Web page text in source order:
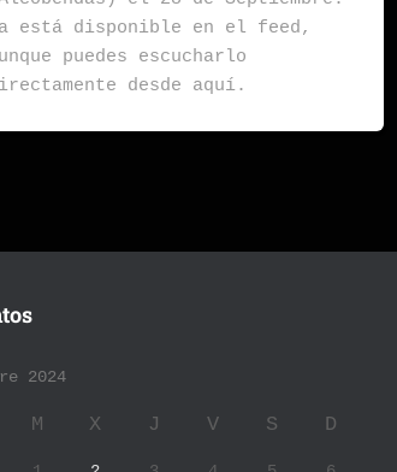
está disponible en el feed,
puedes escucharlo
desde aquí.
2024
M X J V S D